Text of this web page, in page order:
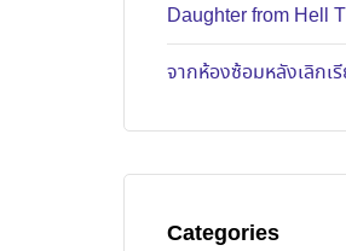
Daughter from Hell
จากห้องซ้อมหลังเลิกเ
Categories